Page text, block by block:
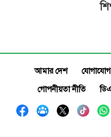
আমার দেশ যোগাযোগ
গোপনীয়তা নীতি